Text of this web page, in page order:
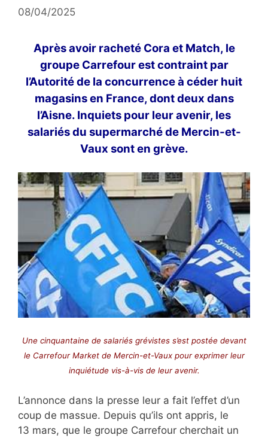
08/04/2025
Après avoir racheté Cora et Match, le
groupe Carrefour est contraint par
l’Autorité de la concurrence à céder huit
magasins en France, dont deux dans
l’Aisne. Inquiets pour leur avenir, les
salariés du supermarché de Mercin-et-
Vaux sont en grève.
Une cinquantaine de salariés grévistes s’est postée devant
le Carrefour Market de Mercin-et-Vaux pour exprimer leur
inquiétude vis-à-vis de leur avenir.
L’annonce dans la presse leur a fait l’effet d’un
coup de massue. Depuis qu’ils ont appris, le
13 mars, que le groupe Carrefour cherchait un